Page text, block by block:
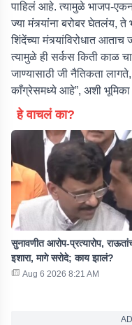
पाहिलं आहे. त्यामुळे भाजप-
ज्या मंत्र्यांना बरोबर घेतलंय,
शिंदेंच्या मंत्र्यांविरोधात
त्यामुळे ही सर्कस किती काळ
जाण्यासाठी जी नैतिकता
काँग्रेसमध्ये आहे”, अशी भूमिका
हे वाचलं का?
सुनावणीत आरोप-प्रत्यारोप,
इशारा, मागे सरोदे; काय झालं?
Aug 6 2026 8:21 AM